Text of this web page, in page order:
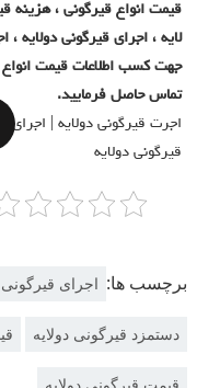
قیمت انواع قیرگونی ، هزینه
لایه ، اجرای قیرگونی دولایه
جهت کسب اطلاعات قیمت
تماس حاصل فرمایید.
اجرت قیرگونی دولایه | اجرای
قیرگونی دولایه
برچسب ها: اجرای قیرگونی
دستمزد قیرگونی دولایه